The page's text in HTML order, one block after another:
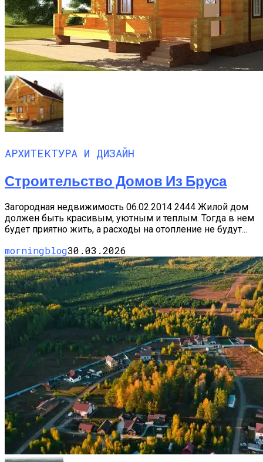
АРХИТЕКТУРА И ДИЗАЙН
Строительство Домов Из Бруса
Загородная недвижимость 06.02.2014 2444 Жилой дом
должен быть красивым, уютным и теплым. Тогда в нем
будет приятно жить, а расходы на отопление не будут...
morningblog30.03.2026